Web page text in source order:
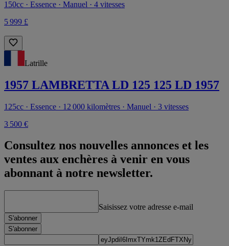
150cc · Essence · Manuel · 4 vitesses
5 999 £
Latrille
1957 LAMBRETTA LD 125 125 LD 1957
125cc · Essence · 12 000 kilomètres · Manuel · 3 vitesses
3 500 €
Consultez nos nouvelles annonces et les
ventes aux enchères à venir en vous
abonnant à notre newsletter.
Saisissez votre adresse e-mail
S'abonner
S'abonner